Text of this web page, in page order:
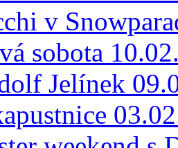
v
sobota
Jelínek